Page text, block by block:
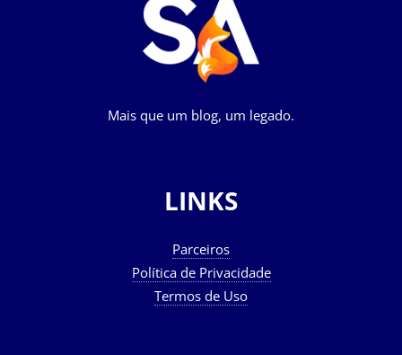
Mais que um blog, um legado.
LINKS
Parceiros
Política de Privacidade
Termos de Uso